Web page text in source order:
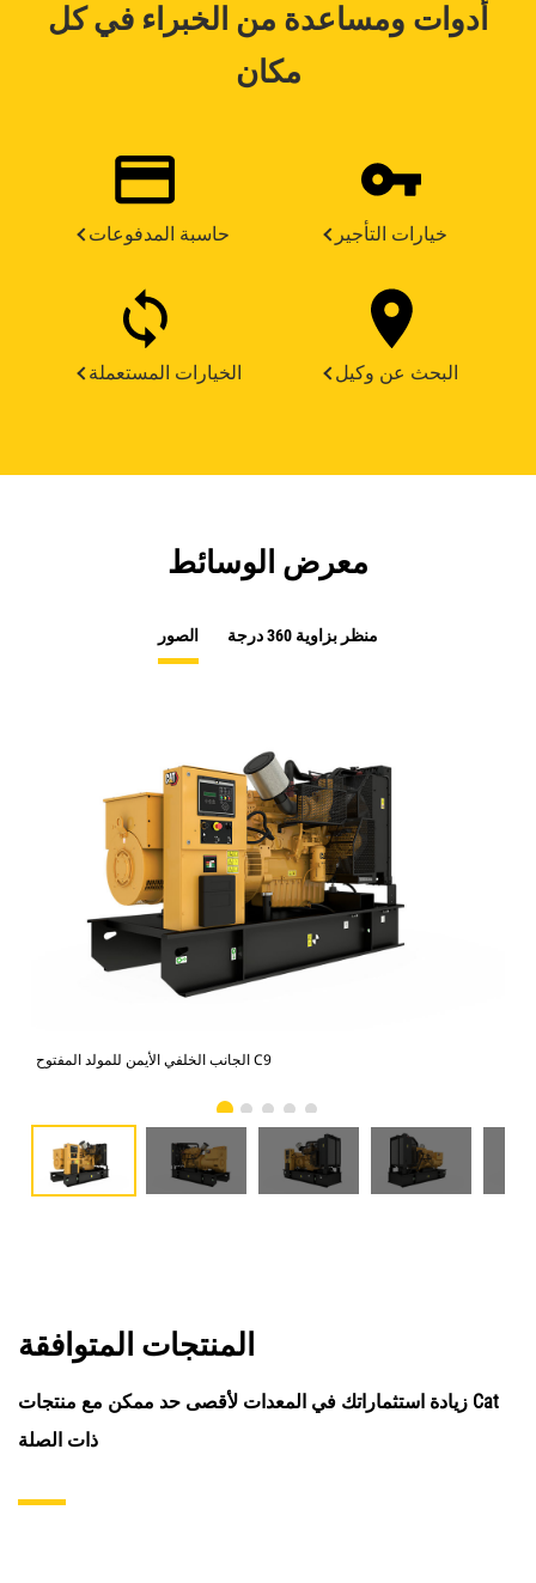
أدوات ومساعدة من الخبراء في كل
مكان
حاسبة المدفوعات خيارات التأجير
الخيارات المستعملة البحث عن وكيل
معرض الوسائط
الصور منظر بزاوية 360 درجة
الجانب الخلفي الأيمن للمولد المفتوح C9
المنتجات المتوافقة
زيادة استثماراتك في المعدات لأقصى حد ممكن مع منتجات Cat
ذات الصلة